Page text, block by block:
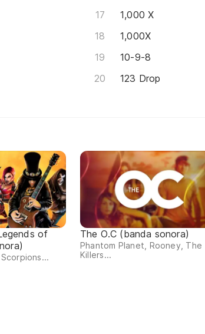
1,000 X
1,000X
10-9-8
123 Drop
of
The O.C (banda sonora)
Phantom Planet, Rooney, The
Killers...